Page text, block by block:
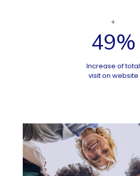
49%
Increase of total
visit on website